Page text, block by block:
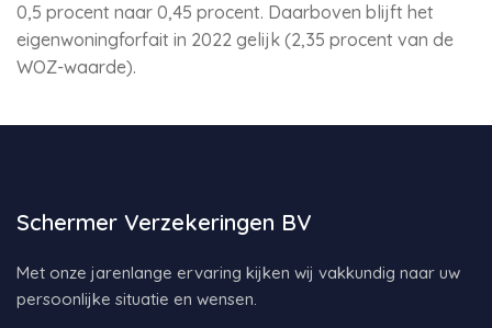
0,5 procent naar 0,45 procent. Daarboven blijft het
eigenwoningforfait in 2022 gelijk (2,35 procent van de
WOZ-waarde).
Schermer Verzekeringen BV
Met onze jarenlange ervaring kijken wij vakkundig naar uw
persoonlijke situatie en wensen.